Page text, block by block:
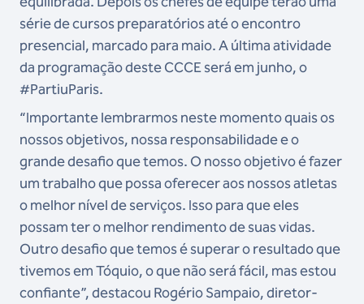
série de cursos preparatórios até o encontro
presencial, marcado para maio. A última atividade
da programação deste CCCE será em junho, o
#PartiuParis.
“Importante lembrarmos neste momento quais os
nossos objetivos, nossa responsabilidade e o
grande desafio que temos. O nosso objetivo é fazer
um trabalho que possa oferecer aos nossos atletas
o melhor nível de serviços. Isso para que eles
possam ter o melhor rendimento de suas vidas.
Outro desafio que temos é superar o resultado que
tivemos em Tóquio, o que não será fácil, mas estou
confiante”, destacou Rogério Sampaio, diretor-